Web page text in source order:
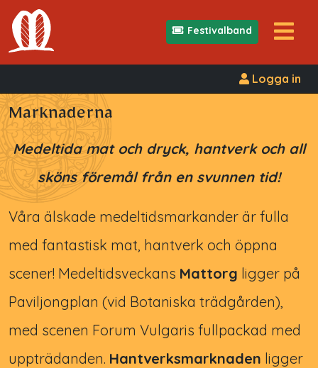
Festivalband
Logga in
Marknaderna
Medeltida mat och dryck, hantverk och all
sköns föremål från en svunnen tid!
Våra älskade medeltidsmarkander är fulla
med fantastisk mat, hantverk och öppna
scener! Medeltidsveckans Mattorg ligger på
Paviljongplan (vid Botaniska trädgården),
med scenen Forum Vulgaris fullpackad med
uppträdanden. Hantverksmarknaden ligger